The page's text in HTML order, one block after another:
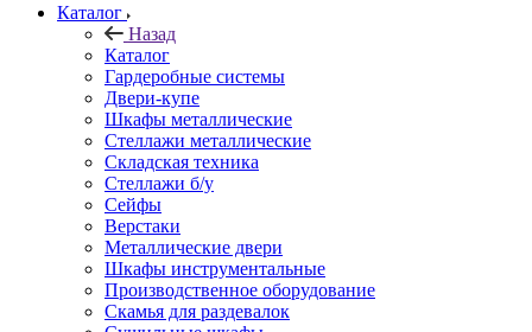
Каталог
Назад
Каталог
Гардеробные системы
Двери-купе
Шкафы металлические
Стеллажи металлические
Складская техника
Стеллажи б/у
Сейфы
Верстаки
Металлические двери
Шкафы инструментальные
Производственное оборудование
Скамья для раздевалок